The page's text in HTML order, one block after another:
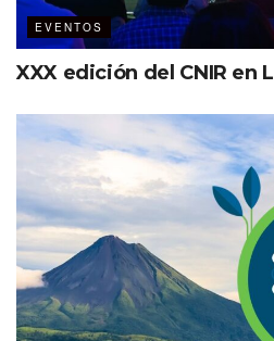
EVENTOS
XXX edición del CNIR en